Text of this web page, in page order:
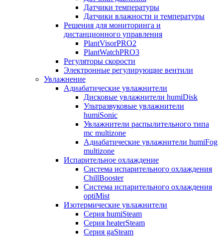
Датчики температуры
Датчики влажности и температуры
Решения для мониторинга и
дистанционного управления
PlantVisorPRO2
PlantWatchPRO3
Регуляторы скорости
Электронные регулирующие вентили
Увлажнение
Адиабатические увлажнители
Дисковые увлажнители humiDisk
Ультразвуковые увлажнители
humiSonic
Увлажнители распылительного типа
mc multizone
Адиабатические увлажнители humiFog
multizone
Испарительное охлаждение
Система испарительного охлаждения
ChillBooster
Система испарительного охлаждения
optiMist
Изотермические увлажнители
Серия humiSteam
Серия heaterSteam
Серия gaSteam